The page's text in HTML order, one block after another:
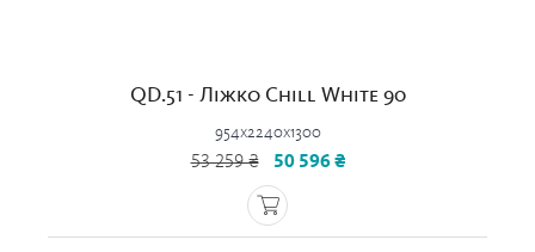
QD.51 - Ліжко Chill White 90
954x2240x1300
53 259 ₴ 50 596 ₴